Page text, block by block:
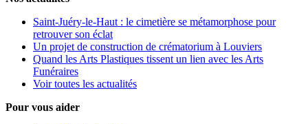
Saint-Juéry-le-Haut : le cimetière se métamorphose pour
retrouver son éclat
Un projet de construction de crématorium à Louviers
Quand les Arts Plastiques tissent un lien avec les Arts
Funéraires
Voir toutes les actualités
Pour vous aider